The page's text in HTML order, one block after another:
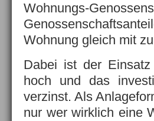
Wohnungs-
Wohnung gleich mit
Dabei ist der
hoch und das
verzinst. Als
nur wer wirklich eine